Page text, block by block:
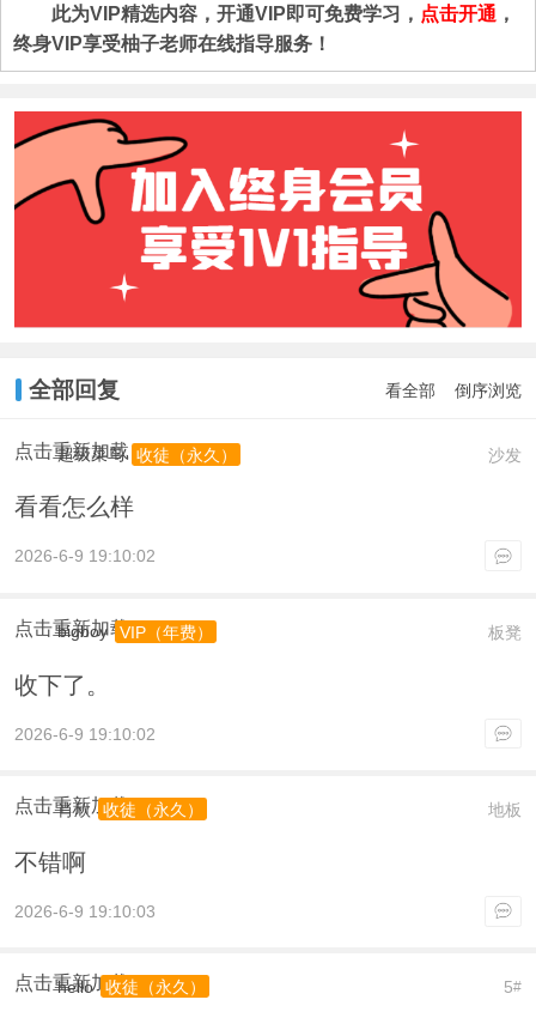
此为VIP精选内容，开通VIP即可免费学习， 点击开通 ，
终身VIP享受柚子老师在线指导服务！
全部回复 看全部 倒序浏览
点击重新加载 沙发
超级菜鸟 收徒（永久）
看看怎么样
2026-6-9 19:10:02
点击重新加载 板凳
bigboy VIP（年费）
收下了。
2026-6-9 19:10:02
点击重新加载 地板
肖欣 收徒（永久）
不错啊
2026-6-9 19:10:03
点击重新加载 5#
hello 收徒（永久）